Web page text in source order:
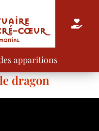
apparitions
dragon